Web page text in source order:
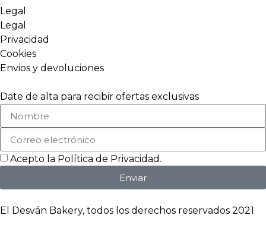
Legal
Legal
Privacidad
Cookies
Envios y devoluciones
Date de alta para recibir ofertas exclusivas
Acepto la Política de Privacidad .
Enviar
El Desván Bakery, todos los derechos reservados 2021